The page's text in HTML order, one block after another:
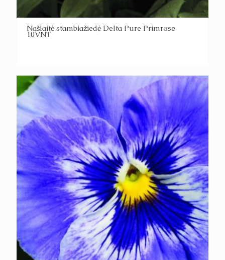
Našlaitė stambiažiedė Delta Pure Primrose
10VNT